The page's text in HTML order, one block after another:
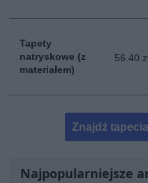
Tapety
natryskowe (z
materiałem)
56.40
Znajdź
Najpopularniejsze